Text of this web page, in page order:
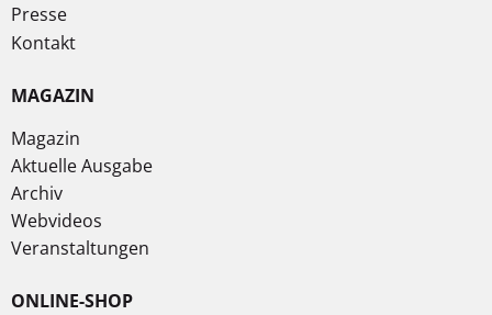
Presse
Kontakt
MAGAZIN
Magazin
Aktuelle Ausgabe
Archiv
Webvideos
Veranstaltungen
ONLINE-SHOP